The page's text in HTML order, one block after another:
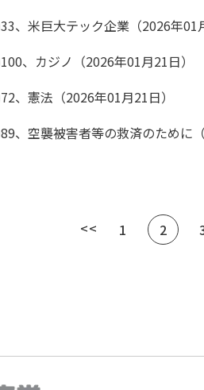
33、米巨大テック企業（2026年01
100、カジノ（2026年01月21日）
72、憲法（2026年01月21日）
89、空襲被害者等の救済のために
<< 1 2